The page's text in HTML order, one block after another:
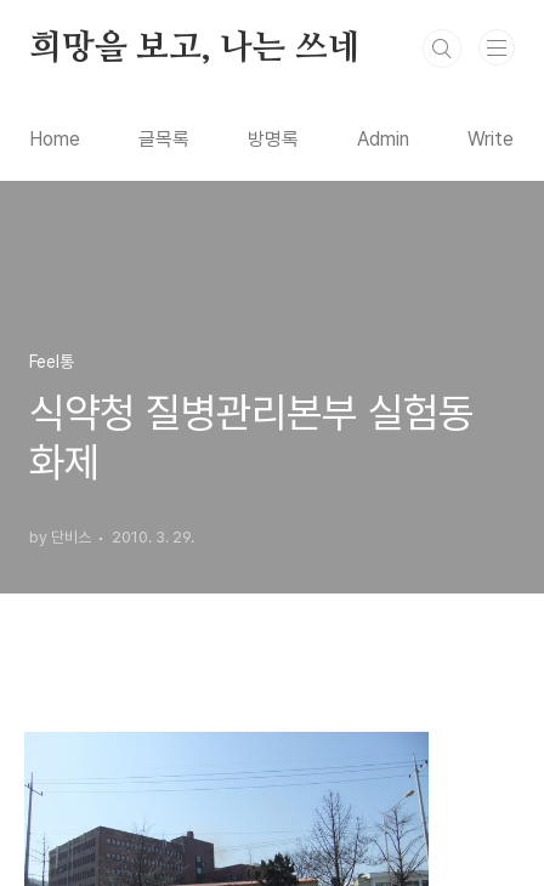
희망을 보고, 나는 쓰네
Home 글목록 방명록 Admin Write
Feel통
식약청 질병관리본부 실험동
화제
by 단비스 2010. 3. 29.